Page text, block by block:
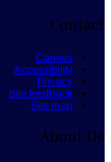
Contact
Careers
Accessibility
Privacy
Site feedback
Site map
About Us